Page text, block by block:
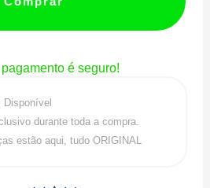
é seguro!
Disponível
durante toda a compra.
estão aqui, tudo ORIGINAL